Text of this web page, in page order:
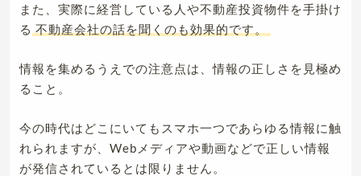
また、実際に経営している人や不動産投資物件を手掛け
る 不動産会社の話を聞くのも効果的です。
情報を集めるうえでの注意点は、情報の正しさを見極め
ること。
今の時代はどこにいてもスマホ一つであらゆる情報に触
れられますが、Webメディアや動画などで正しい情報
が発信されているとは限りません。